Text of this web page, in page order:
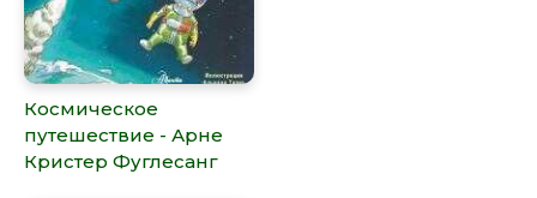
Космическое
путешествие - Арне
Кристер Фуглесанг